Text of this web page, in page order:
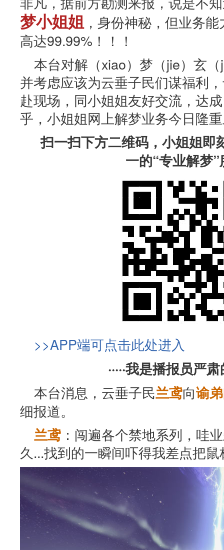
梦小姐姐，身份神秘，但业务
高达99.99%！！！
本台对解（xiao）梦（jie）玄
并考虑应该为云垂子民们谋福利
赴现场，同小姐姐友好交流，达
乎，小姐姐网上解梦业务今日隆
扫一扫下方二维码，小姐姐即
一的“专业解梦
>>APP端可点击此处进入
·····我是播报员严肃
本台消息，云垂子民兰鸢向谕
细报道。
兰鸢 ：闯遍各个禁地系列，哇
久...找到的一瞬间吓得我差点把